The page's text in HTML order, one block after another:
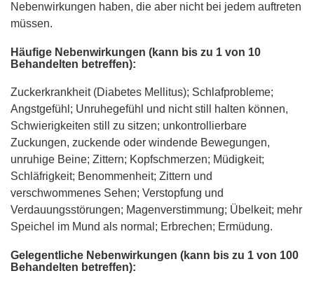
Nebenwirkungen haben, die aber nicht bei jedem auftreten
müssen.
Häufige Nebenwirkungen (kann bis zu 1 von 10
Behandelten betreffen):
Zuckerkrankheit (Diabetes Mellitus); Schlafprobleme;
Angstgefühl; Unruhegefühl und nicht still halten können,
Schwierigkeiten still zu sitzen; unkontrollierbare
Zuckungen, zuckende oder windende Bewegungen,
unruhige Beine; Zittern; Kopfschmerzen; Müdigkeit;
Schläfrigkeit; Benommenheit; Zittern und
verschwommenes Sehen; Verstopfung und
Verdauungsstörungen; Magenverstimmung; Übelkeit; mehr
Speichel im Mund als normal; Erbrechen; Ermüdung.
Gelegentliche Nebenwirkungen (kann bis zu 1 von 100
Behandelten betreffen):